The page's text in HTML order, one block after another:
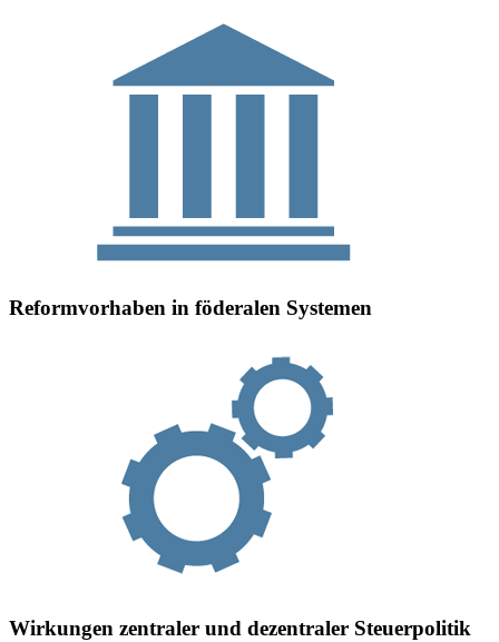
Reformvorhaben in föderalen Systemen
Wirkungen zentraler und dezentraler Steuerpolitik